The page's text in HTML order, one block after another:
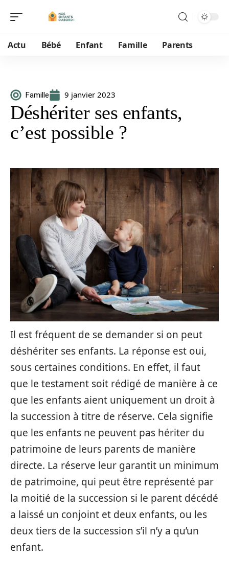
Actu Bébé Enfant Famille Parents
Famille 9 janvier 2023
Déshériter ses enfants,
c’est possible ?
Il est fréquent de se demander si on peut
déshériter ses enfants. La réponse est oui,
sous certaines conditions. En effet, il faut
que le testament soit rédigé de manière à ce
que les enfants aient uniquement un droit à
la succession à titre de réserve. Cela signifie
que les enfants ne peuvent pas hériter du
patrimoine de leurs parents de manière
directe. La réserve leur garantit un minimum
de patrimoine, qui peut être représenté par
la moitié de la succession si le parent décédé
a laissé un conjoint et deux enfants, ou les
deux tiers de la succession s’il n’y a qu’un
enfant.